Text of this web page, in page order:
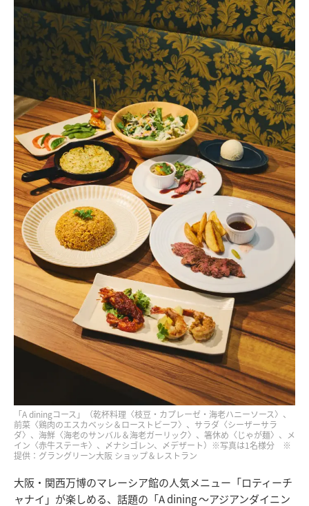
「A diningコース」（乾杯料理〈枝豆・カプレーゼ・海老ハニーソース〉、
前菜〈鶏肉のエスカベッシ＆ローストビーフ〉、サラダ〈シーザーサラ
ダ〉、海鮮〈海老のサンバル＆海老ガーリック〉、箸休め〈じゃが麺〉、メ
イン〈赤牛ステーキ〉、〆ナシゴレン、〆デザート）※写真は1名様分 ※
提供：グラングリーン大阪 ショップ＆レストラン
大阪・関西万博のマレーシア館の人気メニュー「ロティーチ
ャナイ」が楽しめる、話題の「A dining ～アジアンダイニン